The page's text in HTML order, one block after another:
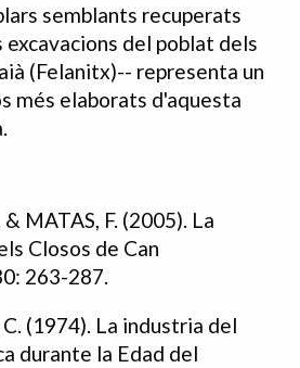
semblants recuperats
del poblat dels
(Felanitx)-- representa un
més elaborats d'aquesta
MATAS, F. (2005). La
Closos de Can
263-287.
(1974). La industria del
durante la Edad del